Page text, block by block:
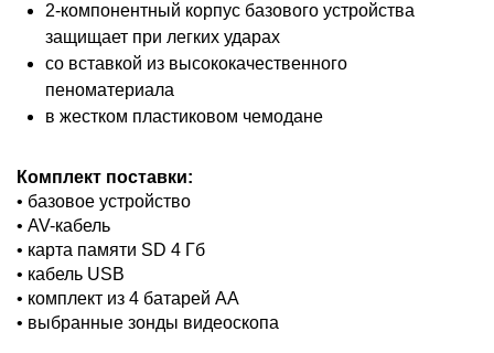
2-компонентный корпус базового устройства
защищает при легких ударах
со вставкой из высококачественного
пеноматериала
в жестком пластиковом чемодане
Комплект поставки:
• базовое устройство
• AV-кабель
• карта памяти SD 4 Гб
• кабель USB
• комплект из 4 батарей AA
• выбранные зонды видеоскопа